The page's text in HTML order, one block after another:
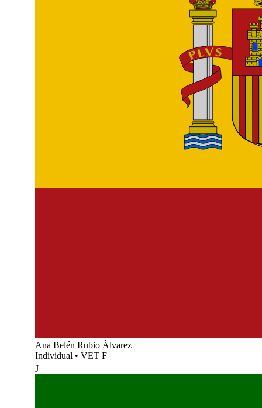
Ana Belén Rubio Àlvarez
Individual • VET F
J